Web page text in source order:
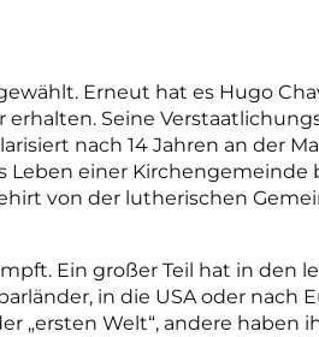
Erneut hat es Hugo
erhalten. Seine
nach 14 Jahren an der
Leben einer
von der lutherischen
Ein großer Teil hat in den
in die USA oder nach
„ersten Welt“, andere haben